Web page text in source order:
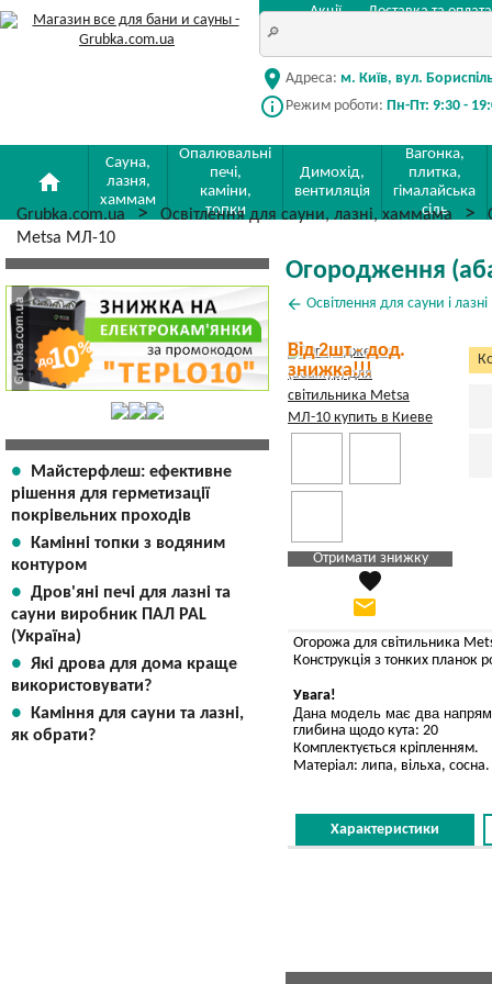
Акції Доставка та оплата
location_on Адреса: м. Київ, вул.
info_outline Режим роботи: Пн-Пт: 9:30 -
home
Сауна,
лазня,
хаммам
Опалювальні
печі,
каміни,
топки
Димохід,
вентиляція
Вагонка,
плитка,
гімалайська
сіль
Grubka.com.ua Освітлення для сауни, лазні, хаммама
Metsa МЛ-10
Майстерфлеш: ефективне
рішення для герметизації
покрівельних проходів
Камінні топки з водяним
контуром
Дров'яні печі для лазні та
сауни виробник ПАЛ PAL
(Україна)
Які дрова для дома краще
використовувати?
Каміння для сауни та лазні,
як обрати?
Огородження
arrow_back Освітлення для сауни і лазні
Від 2шт - дод.
знижка!!!
Отримати знижку
Яка Ваша ціна
Вказати мою ціну
favorite
email
Огорожа для світильника
Конструкція з тонких планок
Увага!
Дана модель має два
глибина щодо кута: 20
Комплектується кріпленням.
Матеріал: липа, вільха, сосна.
Характеристики